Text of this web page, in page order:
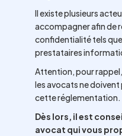
Il existe plusieurs
accompagner afin de
confidentialité tels
prestataires
Attention, pour
les avocats ne doivent
cette réglementation.
Dès lors, il est
avocat qui vous